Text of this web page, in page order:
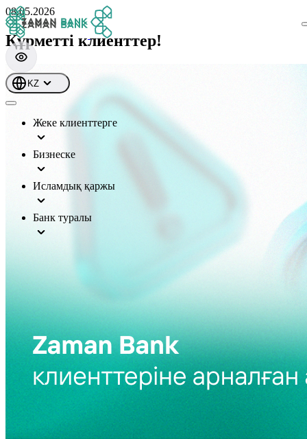
KZ
Жеке клиенттерге
Бизнеске
Исламдық қаржы
Банк туралы
08.05.2026
Құрметті клиенттер!